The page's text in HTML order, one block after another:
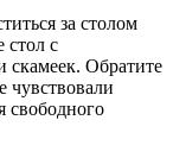
за столом
стол с
скамеек. Обратите
чувствовали
свободного